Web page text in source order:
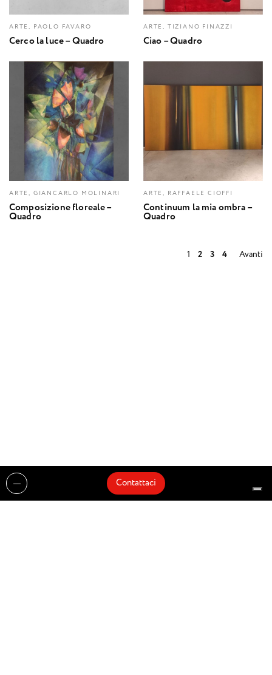
ARTE, PAOLO FAVARO
Cerco la luce – Quadro
ARTE, TIZIANO FINAZZI
Ciao – Quadro
ARTE, GIANCARLO MOLINARI
Composizione floreale –
Quadro
ARTE, RAFFAELE CIOFFI
Continuum la mia ombra –
Quadro
1 2 3 4 Avanti
Contattaci